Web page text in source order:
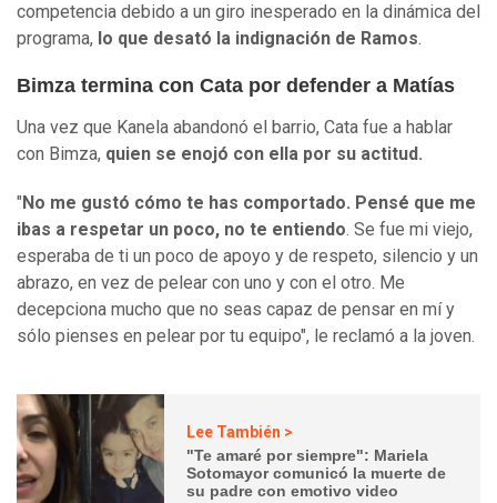
competencia debido a un giro inesperado en la dinámica del
programa, lo que desató la indignación de Ramos.
Bimza termina con Cata por defender a Matías
Una vez que Kanela abandonó el barrio, Cata fue a hablar
con Bimza, quien se enojó con ella por su actitud.
"No me gustó cómo te has comportado. Pensé que me
ibas a respetar un poco, no te entiendo. Se fue mi viejo,
esperaba de ti un poco de apoyo y de respeto, silencio y un
abrazo, en vez de pelear con uno y con el otro. Me
decepciona mucho que no seas capaz de pensar en mí y
sólo pienses en pelear por tu equipo", le reclamó a la joven.
Lee También >
"Te amaré por siempre": Mariela
Sotomayor comunicó la muerte de
su padre con emotivo video